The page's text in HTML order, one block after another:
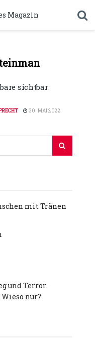
Magazin
sichtbar
30. MAI 2022
mit Tränen
und Terror.
nur?